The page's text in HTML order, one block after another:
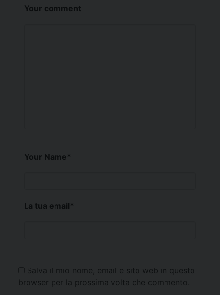
Your comment
Your Name*
La tua email*
Salva il mio nome, email e sito web in questo
browser per la prossima volta che commento.